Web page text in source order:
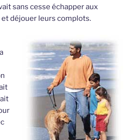
sans cesse échapper aux
déjouer leurs complots.